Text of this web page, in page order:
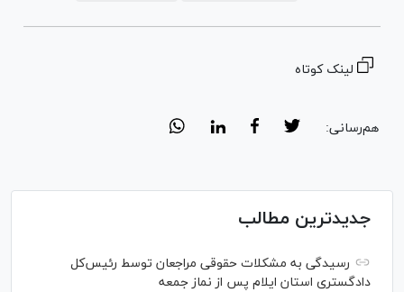
لینک کوتاه
هم‌رسانی:
جدیدترین مطالب
رسیدگی به مشکلات حقوقی مراجعان توسط رئیس‌کل
دادگستری استان ایلام پس از نماز جمعه